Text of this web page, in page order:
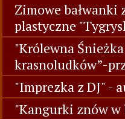
Zimowe bałwanki
plastyczne
"Królewna
krasnoludków”-
"Imprezka z DJ" -
"Kangurki znów